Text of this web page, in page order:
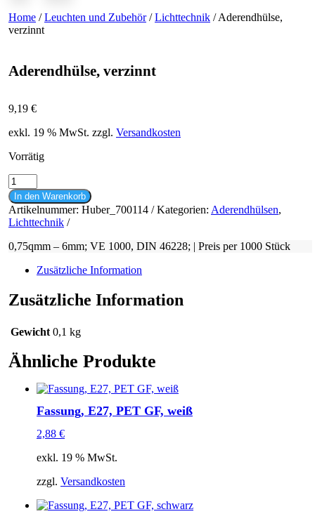
Home /Leuchten und Zubehör/Lichttechnik / Aderendhülse,
verzinnt
Aderendhülse, verzinnt
9,19 €
exkl. 19 % MwSt. zzgl. Versandkosten
Vorrätig
Aderendhülse,
verzinnt
Menge
In den Warenkorb
Artikelnummer: Huber_700114 Kategorien: Aderendhülsen,
Lichttechnik
0,75qmm – 6mm; VE 1000, DIN 46228; | Preis per 1000 Stück
Zusätzliche Information
Zusätzliche Information
Gewicht 0,1 kg
Ähnliche Produkte
Fassung, E27, PET GF, weiß
2,88 €
exkl. 19 % MwSt.
zzgl. Versandkosten